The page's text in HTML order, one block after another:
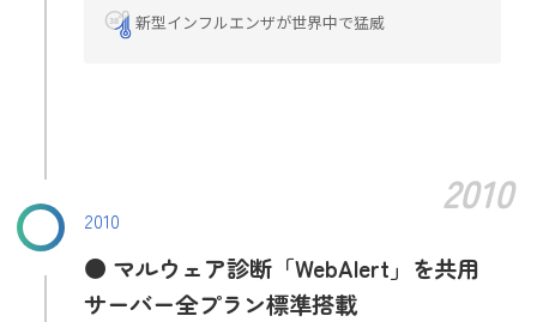
新型インフルエンザが世界中で猛威
2010
2010
マルウェア診断「WebAlert」を共用
サーバー全プラン標準搭載